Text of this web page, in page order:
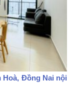
Hoà, Đồng Nai nội